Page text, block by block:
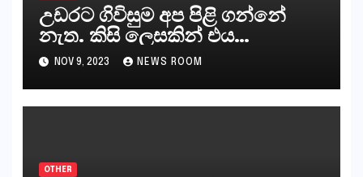
උඩරට ගිවිසුම අප පිළි ගන්නේ
නැත. කිසි ලෙසකින් එය
නීත්‍යානුකූල ලියවිල්ලක් නො වේ.
සිංහල ප්‍රතිපත්ති කේන්ද්‍රයෙන්
ජනාධිපති දැන් වූ ලිපියෙන්
NOV 9, 2023 NEWS ROOM
OTHER